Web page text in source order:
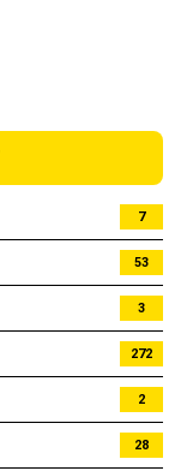
7
53
3
272
2
28